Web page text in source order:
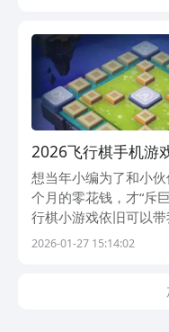
2026飞行棋手机游
游戏分享
想当年小编为了和小
个月的零花钱，才“斥
行棋小游戏依旧可以
行棋游戏经典玩法依旧
2026-01-27 15:14:02